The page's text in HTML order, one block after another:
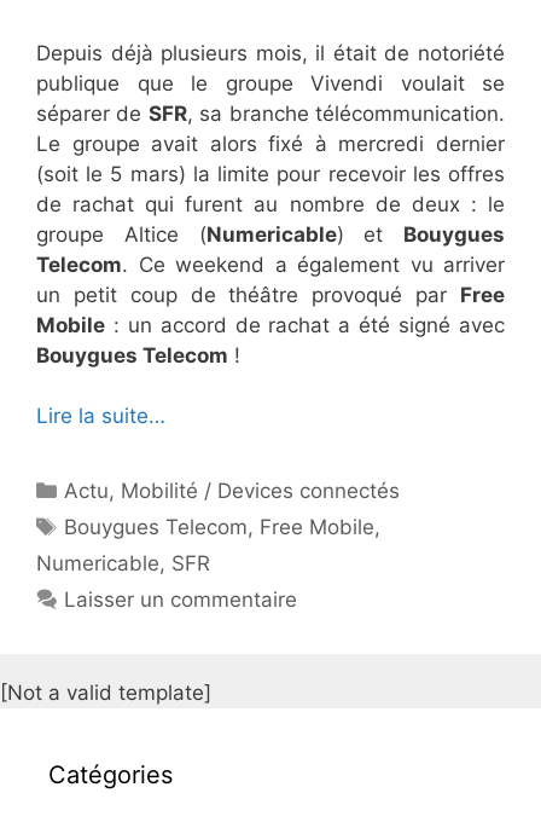
Depuis déjà plusieurs mois, il était de notoriété
publique que le groupe Vivendi voulait se
séparer de SFR, sa branche télécommunication.
Le groupe avait alors fixé à mercredi dernier
(soit le 5 mars) la limite pour recevoir les offres
de rachat qui furent au nombre de deux : le
groupe Altice (Numericable) et Bouygues
Telecom. Ce weekend a également vu arriver
un petit coup dethéâtre provoqué par Free
Mobile : un accord de rachat a été signé avec
Bouygues Telecom !
Lire la suite…
Catégories
Actu, Mobilité / Devices connectés
Étiquettes
Bouygues Telecom, Free Mobile,
Numericable, SFR
Laisser un commentaire
[Not a valid template]
Catégories